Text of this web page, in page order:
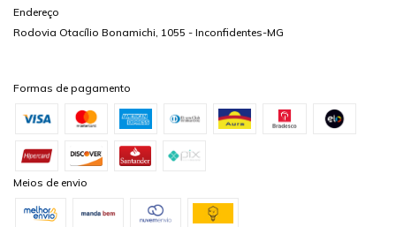
Endereço
Rodovia Otacílio Bonamichi, 1055 - Inconfidentes-MG
Formas de pagamento
Meios de envio